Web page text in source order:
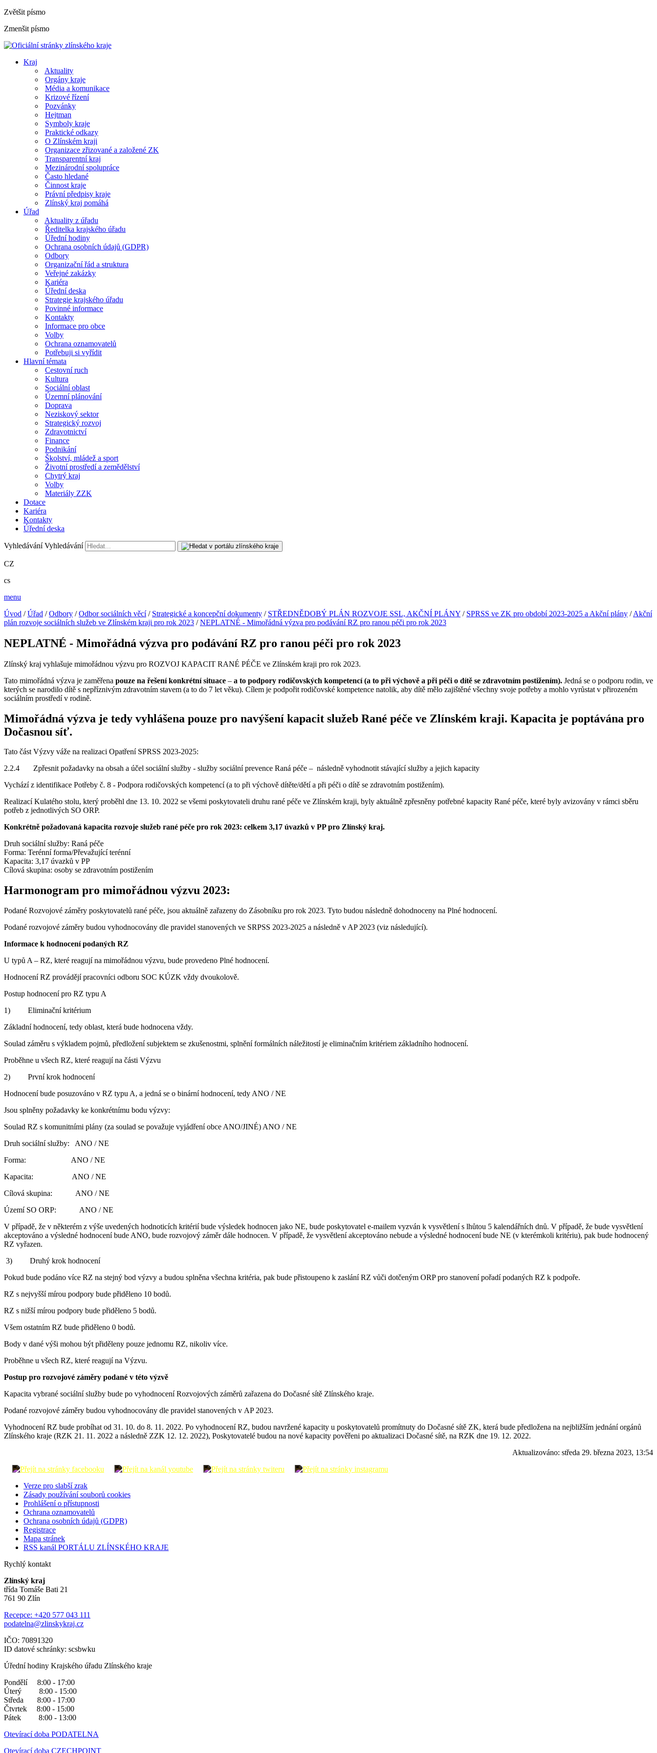
Zvětšit písmo
Zmenšit písmo
Kraj
Aktuality
Orgány kraje
Média a komunikace
Krizové řízení
Pozvánky
Hejtman
Symboly kraje
Praktické odkazy
O Zlínském kraji
Organizace zřizované a založené ZK
Transparentní kraj
Mezinárodní spolupráce
Často hledané
Činnost kraje
Právní předpisy kraje
Zlínský kraj pomáhá
Úřad
Aktuality z úřadu
Ředitelka krajského úřadu
Úřední hodiny
Ochrana osobních údajů (GDPR)
Odbory
Organizační řád a struktura
Veřejné zakázky
Kariéra
Úřední deska
Strategie krajského úřadu
Povinné informace
Kontakty
Informace pro obce
Volby
Ochrana oznamovatelů
Potřebuji si vyřídit
Hlavní témata
Cestovní ruch
Kultura
Sociální oblast
Územní plánování
Doprava
Neziskový sektor
Strategický rozvoj
Zdravotnictví
Finance
Podnikání
Školství, mládež a sport
Životní prostředí a zemědělství
Chytrý kraj
Volby
Materiály ZZK
Dotace
Kariéra
Kontakty
Úřední deska
Vyhledávání Vyhledávání
CZ
cs
menu
Úvod /Úřad /Odbory /Odbor sociálních věcí/ Strategické a koncepční dokumenty / STŘEDNĚDOBÝ PLÁN ROZVOJE SSL, AKČNÍ PLÁNY / SPRSS ve ZK pro období 2023-2025 a Akční plány /Akční
plán rozvoje sociálních služeb ve Zlínském kraji pro rok 2023 /NEPLATNÉ - Mimořádná výzva pro podávání RZ pro ranou péči pro rok 2023
NEPLATNÉ - Mimořádná výzva pro podávání RZ pro ranou péči pro rok 2023
Zlínský kraj vyhlašuje mimořádnou výzvu pro ROZVOJ KAPACIT RANÉ PÉČE ve Zlínském kraji pro rok 2023.
Tato mimořádná výzva je zaměřena pouze na řešení konkrétní situace – a to podpory rodičovských kompetencí (a to při výchově a při péči o dítě se zdravotním postižením). Jedná se o podporu rodin, ve
kterých se narodilo dítě s nepříznivým zdravotním stavem (a to do 7 let věku). Cílem je podpořit rodičovské kompetence natolik, aby dítě mělo zajištěné všechny svoje potřeby a mohlo vyrůstat v přirozeném
sociálním prostředí v rodině.
Mimořádná výzva je tedy vyhlášena pouze pro navýšení kapacit služeb Rané péče ve Zlínském kraji. Kapacita je poptávána pro
Dočasnou síť.
Tato část Výzvy váže na realizaci Opatření SPRSS 2023-2025:
2.2.4 Zpřesnit požadavky na obsah a účel sociální služby - služby sociální prevence Raná péče – následně vyhodnotit stávající služby a jejich kapacity
Vychází z identifikace Potřeby č. 8 - Podpora rodičovských kompetencí (a to při výchově dítěte/dětí a při péči o dítě se zdravotním postižením).
Realizací Kulatého stolu, který proběhl dne 13. 10. 2022 se všemi poskytovateli druhu rané péče ve Zlínském kraji, byly aktuálně zpřesněny potřebné kapacity Rané péče, které byly avizovány v rámci sběru
potřeb z jednotlivých SO ORP.
Konkrétně požadovaná kapacita rozvoje služeb rané péče pro rok 2023: celkem 3,17 úvazků v PP pro Zlínský kraj.
Druh sociální služby: Raná péče
Forma: Terénní forma/Převažující terénní
Kapacita: 3,17 úvazků v PP
Cílová skupina: osoby se zdravotním postižením
Harmonogram pro mimořádnou výzvu 2023:
Podané Rozvojové záměry poskytovatelů rané péče, jsou aktuálně zařazeny do Zásobníku pro rok 2023. Tyto budou následně dohodnoceny na Plné hodnocení.
Podané rozvojové záměry budou vyhodnocovány dle pravidel stanovených ve SRPSS 2023-2025 a následně v AP 2023 (viz následující).
Informace k hodnocení podaných RZ
U typů A – RZ, které reagují na mimořádnou výzvu, bude provedeno Plné hodnocení.
Hodnocení RZ provádějí pracovníci odboru SOC KÚZK vždy dvoukolově.
Postup hodnocení pro RZ typu A
1) Eliminační kritérium
Základní hodnocení, tedy oblast, která bude hodnocena vždy.
Soulad záměru s výkladem pojmů, předložení subjektem se zkušenostmi, splnění formálních náležitostí je eliminačním kritériem základního hodnocení.
Proběhne u všech RZ, které reagují na části Výzvu
2) První krok hodnocení
Hodnocení bude posuzováno v RZ typu A, a jedná se o binární hodnocení, tedy ANO / NE
Jsou splněny požadavky ke konkrétnímu bodu výzvy:
Soulad RZ s komunitními plány (za soulad se považuje vyjádření obce ANO/JINÉ) ANO / NE
Druh sociální služby: ANO / NE
Forma: ANO / NE
Kapacita: ANO / NE
Cílová skupina: ANO / NE
Území SO ORP: ANO / NE
V případě, že v některém z výše uvedených hodnoticích kritérií bude výsledek hodnocen jako NE, bude poskytovatel e-mailem vyzván k vysvětlení s lhůtou 5 kalendářních dnů. V případě, že bude vysvětlení
akceptováno a výsledné hodnocení bude ANO, bude rozvojový záměr dále hodnocen. V případě, že vysvětlení akceptováno nebude a výsledné hodnocení bude NE (v kterémkoli kritériu), pak bude hodnocený
RZ vyřazen.
3) Druhý krok hodnocení
Pokud bude podáno více RZ na stejný bod výzvy a budou splněna všechna kritéria, pak bude přistoupeno k zaslání RZ vůči dotčeným ORP pro stanovení pořadí podaných RZ k podpoře.
RZ s nejvyšší mírou podpory bude přiděleno 10 bodů.
RZ s nižší mírou podpory bude přiděleno 5 bodů.
Všem ostatním RZ bude přiděleno 0 bodů.
Body v dané výši mohou být přiděleny pouze jednomu RZ, nikoliv více.
Proběhne u všech RZ, které reagují na Výzvu.
Postup pro rozvojové záměry podané v této výzvě
Kapacita vybrané sociální služby bude po vyhodnocení Rozvojových záměrů zařazena do Dočasné sítě Zlínského kraje.
Podané rozvojové záměry budou vyhodnocovány dle pravidel stanovených v AP 2023.
Vyhodnocení RZ bude probíhat od 31. 10. do 8. 11. 2022. Po vyhodnocení RZ, budou navržené kapacity u poskytovatelů promítnuty do Dočasné sítě ZK, která bude předložena na nejbližším jednání orgánů
Zlínského kraje (RZK 21. 11. 2022 a následně ZZK 12. 12. 2022), Poskytovatelé budou na nové kapacity pověřeni po aktualizaci Dočasné sítě, na RZK dne 19. 12. 2022.
Aktualizováno: středa 29. března 2023, 13:54
Verze pro slabší zrak
Zásady používání souborů cookies
Prohlášení o přístupnosti
Ochrana oznamovatelů
Ochrana osobních údajů (GDPR)
Registrace
Mapa stránek
RSS kanál PORTÁLU ZLÍNSKÉHO KRAJE
Rychlý kontakt
Zlínský kraj
třída Tomáše Bati 21
761 90 Zlín
Recepce: +420 577 043 111
podatelna@zlinskykraj.cz
IČO: 70891320
ID datové schránky: scsbwku
Úřední hodiny Krajského úřadu Zlínského kraje
Pondělí 8:00 - 17:00
Úterý 8:00 - 15:00
Středa 8:00 - 17:00
Čtvrtek 8:00 - 15:00
Pátek 8:00 - 13:00
Otevírací doba PODATELNA
Otevírací doba CZECHPOINT